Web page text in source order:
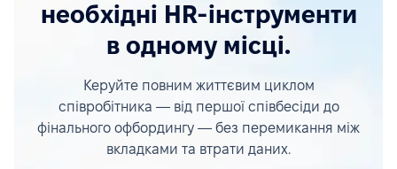
необхідні HR-інструменти
в одному місці.
Керуйте повним життєвим циклом
співробітника — від першої співбесіди до
фінального офбордингу — без перемикання між
вкладками та втрати даних.